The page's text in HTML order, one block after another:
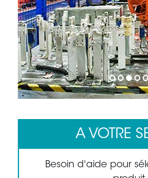
1 2 3 4
A VOTRE
Besoin d'aide pour